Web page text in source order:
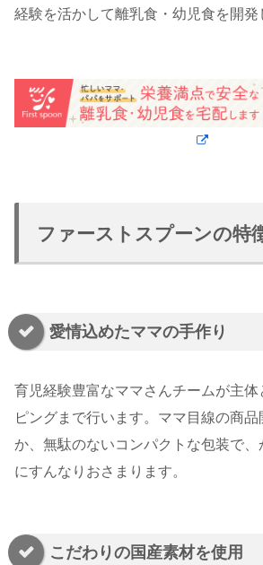
経験を活かして離乳食・幼児食を開発
ファーストスプーンの特
愛情込めたママの手作り
育児経験豊富なママさんチームが主体
ピングまで行います。ママ目線の商
か、無駄のないコンパクトな包装で
にすんなりおさまります。
こだわりの国産素材を使用